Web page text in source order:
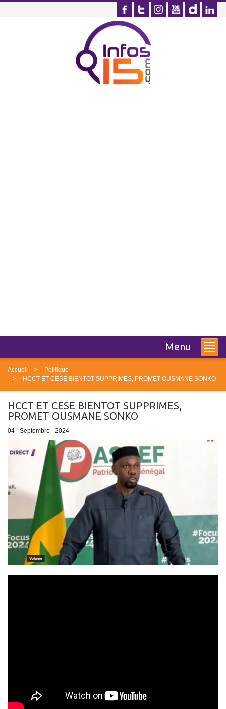
Menu
Accueil
Politique
HCCT ET CESE BIENTOT SUPPRIMES, PROMET OUSMANE SONKO
HCCT ET CESE BIENTOT SUPPRIMES,
PROMET OUSMANE SONKO
04 - Septembre - 2024